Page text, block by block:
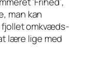
man kan
fjollet omkvæds-
lære lige med